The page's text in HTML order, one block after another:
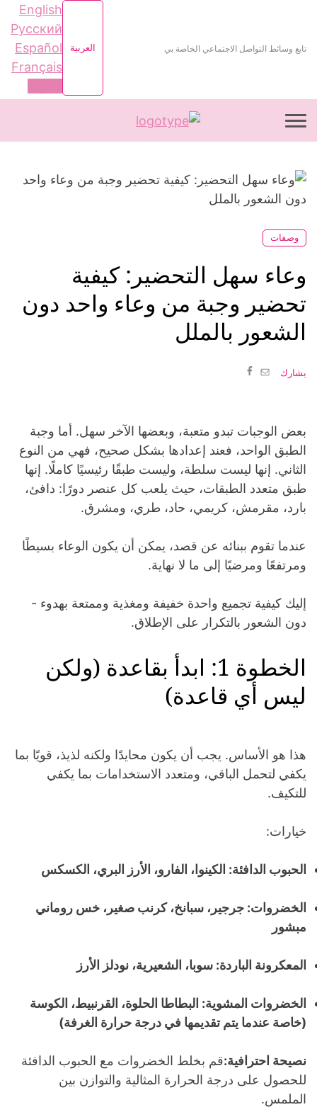
تابع وسائط التواصل الاجتماعي الخاصة بي العربية
English
Русский
Español
Français
وعاء سهل التحضير: كيفية
تحضير وجبة من وعاء واحد دون
الشعور بالملل
وصفات
يشارك
بعض الوجبات تبدو متعبة، وبعضها الآخر سهل. أما وجبة
الطبق الواحد، فعند إعدادها بشكل صحيح، فهي من النوع
الثاني. إنها ليست سلطة، وليست طبقًا رئيسيًا كاملًا. إنها
طبق متعدد الطبقات، حيث يلعب كل عنصر دورًا: دافئ،
بارد، مقرمش، كريمي، حاد، طري، ومشرق.
عندما تقوم ببنائه عن قصد، يمكن أن يكون الوعاء بسيطًا
ومرتفعًا ومرضيًا إلى ما لا نهاية.
إليك كيفية تجميع واحدة خفيفة ومغذية وممتعة بهدوء -
دون الشعور بالتكرار على الإطلاق.
الخطوة 1: ابدأ بقاعدة (ولكن
ليس أي قاعدة)
هذا هو الأساس. يجب أن يكون محايدًا ولكنه لذيذ، قويًا بما
يكفي لتحمل الباقي، ومتعدد الاستخدامات بما يكفي
للتكيف.
خيارات:
الحبوب الدافئة: الكينوا، الفارو، الأرز البري، الكسكس
الخضروات: جرجير، سبانخ، كرنب صغير، خس روماني
مبشور
المعكرونة الباردة: سوبا، الشعيرية، نودلز الأرز
الخضروات المشوية: البطاطا الحلوة، القرنبيط، الكوسة
(خاصة عندما يتم تقديمها في درجة حرارة الغرفة)
نصيحة احترافية:قم بخلط الخضروات مع الحبوب الدافئة
للحصول على درجة الحرارة المثالية والتوازن بين
الملمس.